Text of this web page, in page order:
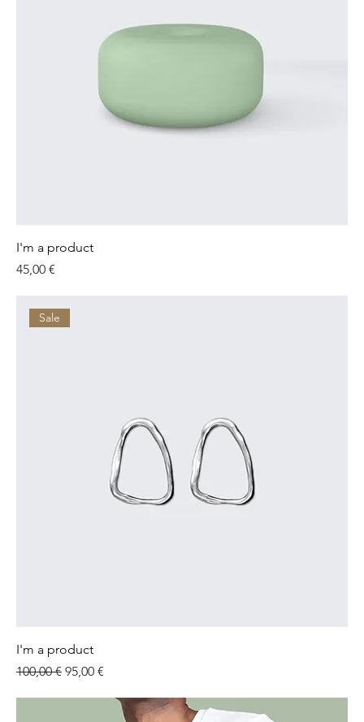
I'm a product
Preis
45,00 €
Sale
I'm a product
Standardpreis
100,00 € Sale-Preis
95,00 €